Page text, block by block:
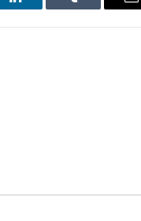
LinkedIn Tumblr